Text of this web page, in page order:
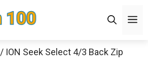
/ ION Seek Select 4/3 Back Zip